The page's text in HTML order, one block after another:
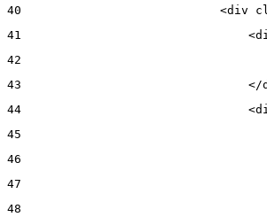
40
<div
41
42
43
</
44
45
46
47
48